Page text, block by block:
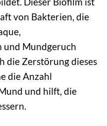
von Bakterien, die
und Mundgeruch
die Zerstörung dieses
die Anzahl
und hilft, die